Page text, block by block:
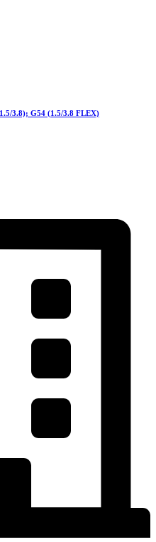
3.8); G54 (1.5/3.8 FLEX)